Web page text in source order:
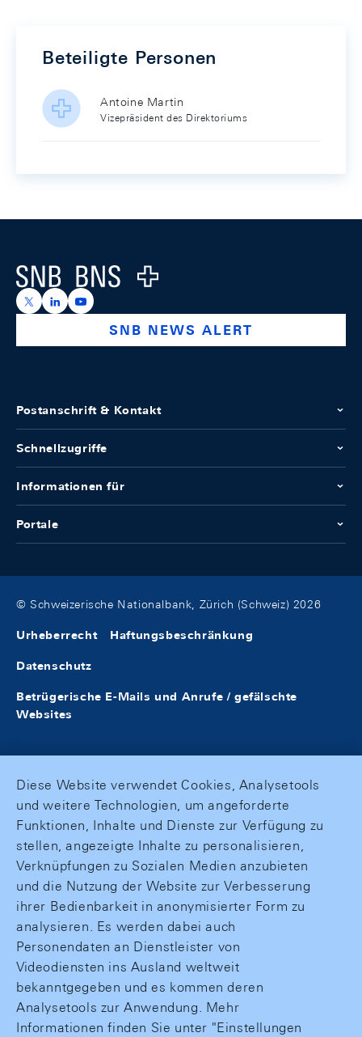
Beteiligte Personen
Antoine Martin
Vizepräsident des Direktoriums
Logo
https://x.com/snb_bns
https://ch.linkedin.com/company/swiss-national-
https://www.youtube.com/@swissnationalbank
SNB NEWS ALERT
Postanschrift & Kontakt
Schnellzugriffe
Informationen für
Portale
© Schweizerische Nationalbank, Zürich (Schweiz) 2026
Urheberrecht Haftungsbeschränkung
Datenschutz
Betrügerische E-Mails und Anrufe / gefälschte
Websites
Diese Website verwendet Cookies, Analysetools
und weitere Technologien, um angeforderte
Funktionen, Inhalte und Dienste zur Verfügung zu
stellen, angezeigte Inhalte zu personalisieren,
Verknüpfungen zu Sozialen Medien anzubieten
und die Nutzung der Website zur Verbesserung
ihrer Bedienbarkeit in anonymisierter Form zu
analysieren. Es werden dabei auch
Personendaten an Dienstleister von
Videodiensten ins Ausland weltweit
bekanntgegeben und es kommen deren
Analysetools zur Anwendung. Mehr
Informationen finden Sie unter "Einstellungen